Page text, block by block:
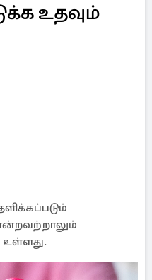
உதவும்
உள்ளது.